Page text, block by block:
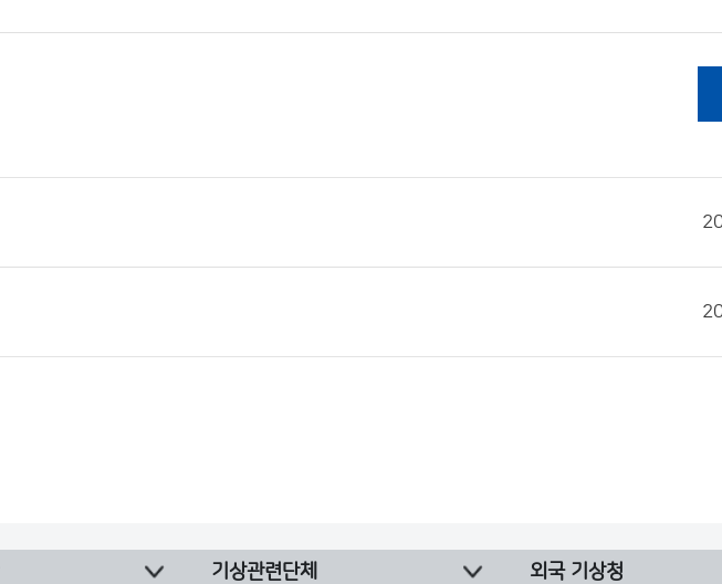
기상관련단체 외국 기상청